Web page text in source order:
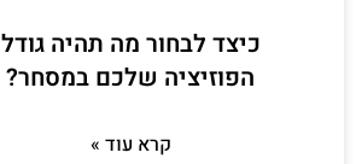
כיצד לבחור מה תהיה גודל
הפוזיציה שלכם במסחר?
קרא עוד »